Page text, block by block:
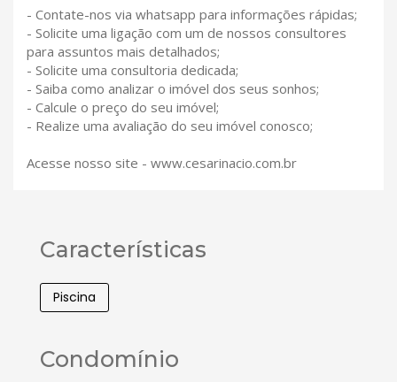
- Contate-nos via whatsapp para informações rápidas;
- Solicite uma ligação com um de nossos consultores
para assuntos mais detalhados;
- Solicite uma consultoria dedicada;
- Saiba como analizar o imóvel dos seus sonhos;
- Calcule o preço do seu imóvel;
- Realize uma avaliação do seu imóvel conosco;
Acesse nosso site - www.cesarinacio.com.br
Características
Piscina
Condomínio